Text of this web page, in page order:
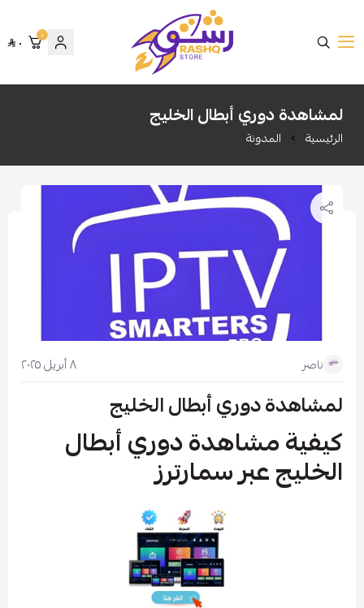
متجر رشق
٠ ٠
لمشاهدة دوري أبطال الخليج
الرئيسية المدونة
ناصر ٨ أبريل ٢٠٢٥
لمشاهدة دوري أبطال الخليج
كيفية مشاهدة دوري أبطال
الخليج عبر سمارترز